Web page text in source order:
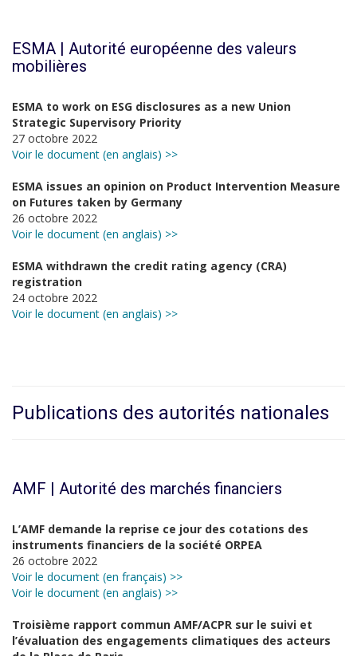
ESMA | Autorité européenne des valeurs
mobilières
ESMA to work on ESG disclosures as a new Union
Strategic Supervisory Priority
27 octobre 2022
Voir le document (en anglais) >>
ESMA issues an opinion on Product Intervention Measure
on Futures taken by Germany
26 octobre 2022
Voir le document (en anglais) >>
ESMA withdrawn the credit rating agency (CRA)
registration
24 octobre 2022
Voir le document (en anglais) >>
Publications des autorités nationales
AMF | Autorité des marchés financiers
L’AMF demande la reprise ce jour des cotations des
instruments financiers de la société ORPEA
26 octobre 2022
Voir le document (en français) >>
Voir le document (en anglais) >>
Troisième rapport commun AMF/ACPR sur le suivi et
l’évaluation des engagements climatiques des acteurs